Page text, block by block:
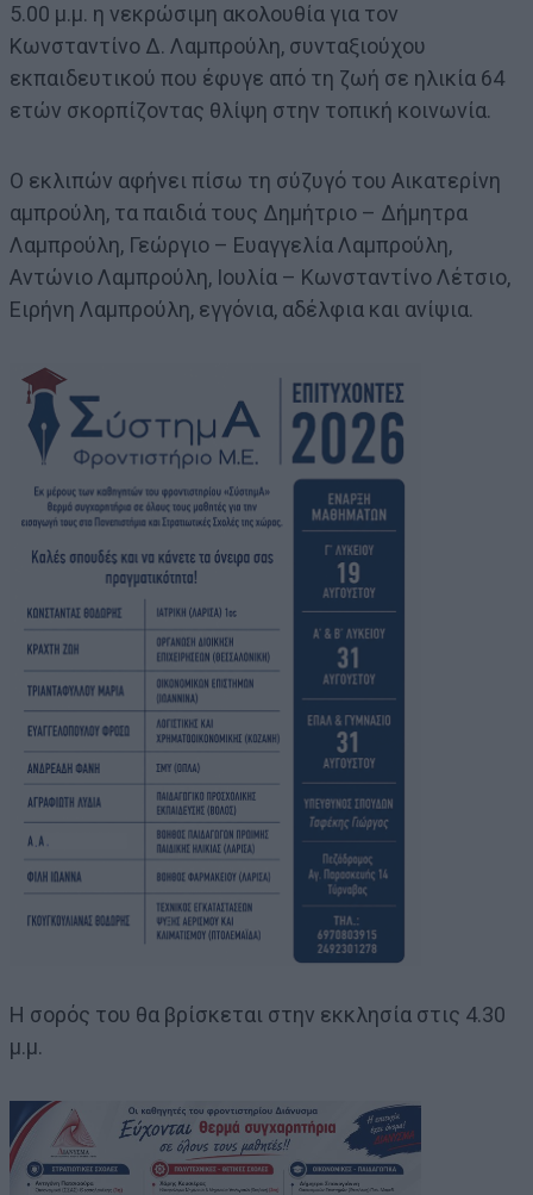
5.00 μ.μ. η νεκρώσιμη ακολουθία για τον
Κωνσταντίνο Δ. Λαμπρούλη, συνταξιούχου
εκπαιδευτικού που έφυγε από τη ζωή σε ηλικία 64
ετών σκορπίζοντας θλίψη στην τοπική κοινωνία.
Ο εκλιπών αφήνει πίσω τη σύζυγό του Αικατερίνη
αμπρούλη, τα παιδιά τους Δημήτριο – Δήμητρα
Λαμπρούλη, Γεώργιο – Ευαγγελία Λαμπρούλη,
Αντώνιο Λαμπρούλη, Ιουλία – Κωνσταντίνο Λέτσιο,
Ειρήνη Λαμπρούλη, εγγόνια, αδέλφια και ανίψια.
Η σορός του θα βρίσκεται στην εκκλησία στις 4.30
μ.μ.